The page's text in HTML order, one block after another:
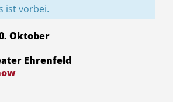
ist vorbei.
Oktober
Ehrenfeld